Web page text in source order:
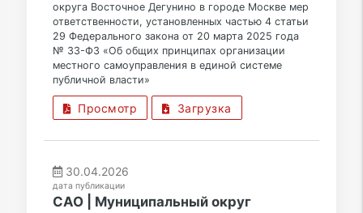
округа Восточное Дегунино в городе Москве мер
ответственности, установленных частью 4 статьи
29 Федерального закона от 20 марта 2025 года
№ 33-ФЗ «Об общих принципах организации
местного самоуправления в единой системе
публичной власти»
Просмотр Загрузка
30.04.2026
дата публикации
САО | Муниципальный округ